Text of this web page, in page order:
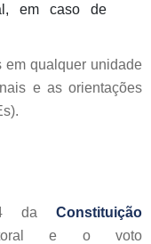
em caso de
em qualquer unidade
e as orientações
da Constituição
e o voto